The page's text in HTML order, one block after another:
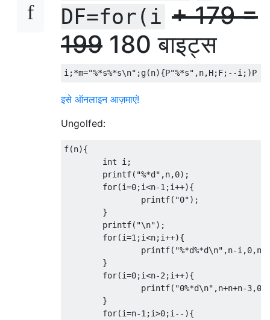
DF=for(i + 179 =
199 180 बाइट्स
i;*m="%*s%*s\n" ;g(n){P"%*s" ,n,H;F;--i;)P H
इसे ऑनलाइन आज़माएं!
Ungolfed:
f(n){
int i;
	printf
( "%*d" ,n,0);
for(i=0;i<n-1;i++){
		printf
( "0");
}
	printf
( "\n");
for(i=1;i<n;i++){
		printf
( "%*d%*d\n" ,n-i,0,n
}
for(i=0;i<n-2;i++){
		printf
( "0%*d\n" ,n+n+n-3,0
}
for(i=n-1;i>0;i--){